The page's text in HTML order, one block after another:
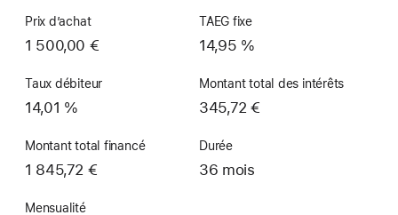
Prix d’achat
1 500,00 €
TAEG fixe
14,95 %
Taux débiteur
14,01 %
Montant total des intérêts
345,72 €
Montant total financé
1 845,72 €
Durée
36 mois
Mensualité